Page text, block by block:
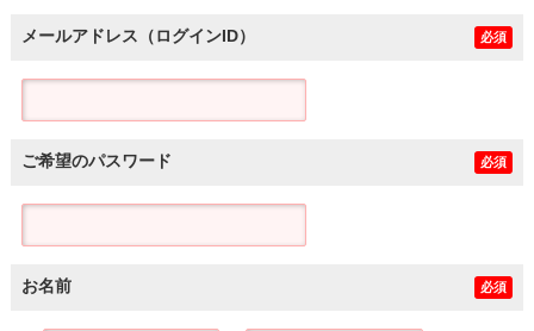
メールアドレス（ログインID） 必須
ご希望のパスワード 必須
お名前 必須